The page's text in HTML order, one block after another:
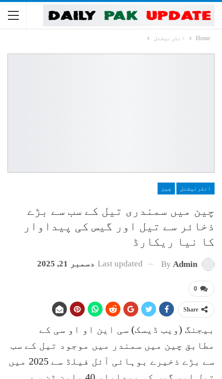
Home انٹرنیشنل
انٹرنیشنل چین
چین میں سمندری تیل کے سب سے بڑے
ذخائر سے تیل اور گیس کی پیداوار
کا نیا ریکارڈ
By Admin
Last updated دسمبر 21, 2025
0
Share
بیجنگ (ویب ڈیسک) سی این او او سی کے
مطابق چین میں سمندر میں موجود تیل کے سب
سے بڑے ذخیرے بوہائی آئل فیلڈ سے 2025 میں